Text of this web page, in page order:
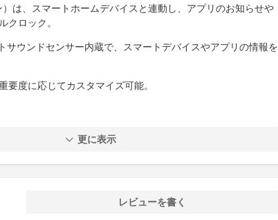
は、スマートホームデバイスと連動し、アプリのお知らせや
クロック。
サウンドセンサー内蔵で、スマートデバイスやアプリの情報を
要度に応じてカスタマイズ可能。
更に表示
レビューを書く